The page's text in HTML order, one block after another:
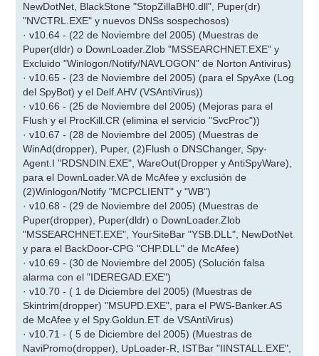
NewDotNet, BlackStone "StopZillaBH0.dll", Puper(dr)
"NVCTRL.EXE" y nuevos DNSs sospechosos)
· v10.64 - (22 de Noviembre del 2005) (Muestras de
Puper(dldr) o DownLoader.Zlob "MSSEARCHNET.EXE" y
Excluido "Winlogon/Notify/NAVLOGON" de Norton Antivirus)
· v10.65 - (23 de Noviembre del 2005) (para el SpyAxe (Log
del SpyBot) y el Delf.AHV (VSAntiVirus))
· v10.66 - (25 de Noviembre del 2005) (Mejoras para el
Flush y el ProcKill.CR (elimina el servicio "SvcProc"))
· v10.67 - (28 de Noviembre del 2005) (Muestras de
WinAd(dropper), Puper, (2)Flush o DNSChanger, Spy-
Agent.I "RDSNDIN.EXE", WareOut(Dropper y AntiSpyWare),
para el DownLoader.VA de McAfee y exclusión de
(2)Winlogon/Notify "MCPCLIENT" y "WB")
· v10.68 - (29 de Noviembre del 2005) (Muestras de
Puper(dropper), Puper(dldr) o DownLoader.Zlob
"MSSEARCHNET.EXE", YourSiteBar "YSB.DLL", NewDotNet
y para el BackDoor-CPG "CHP.DLL" de McAfee)
· v10.69 - (30 de Noviembre del 2005) (Solución falsa
alarma con el "IDEREGAD.EXE")
· v10.70 - ( 1 de Diciembre del 2005) (Muestras de
Skintrim(dropper) "MSUPD.EXE", para el PWS-Banker.AS
de McAfee y el Spy.Goldun.ET de VSAntiVirus)
· v10.71 - ( 5 de Diciembre del 2005) (Muestras de
NaviPromo(dropper), UpLoader-R, ISTBar "IINSTALL.EXE",